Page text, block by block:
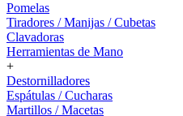
Pomelas
Tiradores / Manijas / Cubetas
Clavadoras
Herramientas de Mano
+
Destornilladores
Espátulas / Cucharas
Martillos / Macetas